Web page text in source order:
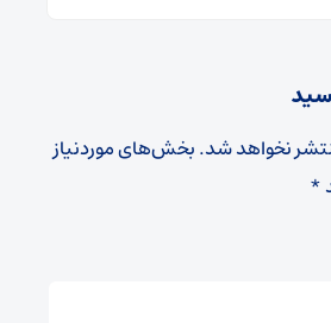
نخواهد شد.بخش‌های موردنیاز
*